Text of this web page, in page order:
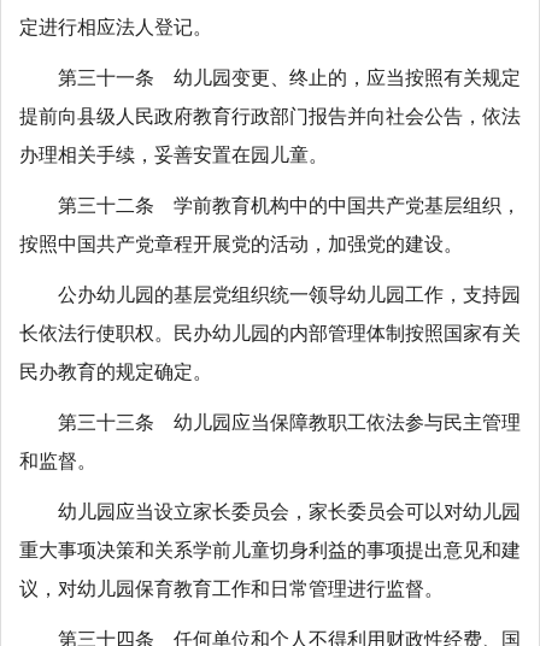
定进行相应法人登记。
第三十一条 幼儿园变更、终止的，应当按照有关规定
提前向县级人民政府教育行政部门报告并向社会公告，依法
办理相关手续，妥善安置在园儿童。
第三十二条 学前教育机构中的中国共产党基层组织，
按照中国共产党章程开展党的活动，加强党的建设。
公办幼儿园的基层党组织统一领导幼儿园工作，支持园
长依法行使职权。民办幼儿园的内部管理体制按照国家有关
民办教育的规定确定。
第三十三条 幼儿园应当保障教职工依法参与民主管理
和监督。
幼儿园应当设立家长委员会，家长委员会可以对幼儿园
重大事项决策和关系学前儿童切身利益的事项提出意见和建
议，对幼儿园保育教育工作和日常管理进行监督。
第三十四条 任何单位和个人不得利用财政性经费、国